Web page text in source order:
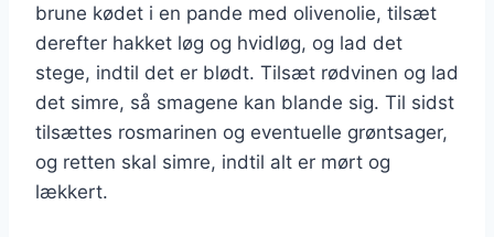
brune kødet i en pande med olivenolie, tilsæt
derefter hakket løg og hvidløg, og lad det
stege, indtil det er blødt. Tilsæt rødvinen og lad
det simre, så smagene kan blande sig. Til sidst
tilsættes rosmarinen og eventuelle grøntsager,
og retten skal simre, indtil alt er mørt og
lækkert.